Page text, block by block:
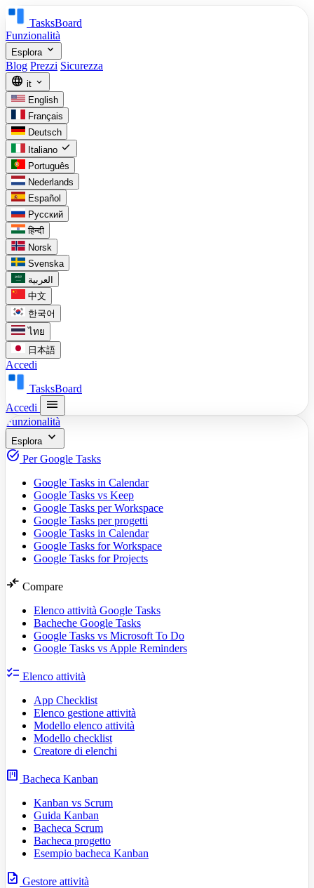
TasksBoard
Funzionalità
Esplora expand_more
Blog Prezzi Sicurezza
language it expand_more
English
Français
Deutsch
Italiano check
Português
Nederlands
Español
Русский
हिन्दी
Norsk
Svenska
العربية
中文
한국어
ไทย
日本語
Accedi
TasksBoard
Accedi
menu
Funzionalità
Esplora expand_more
task_alt Per Google Tasks
Google Tasks in Calendar
Google Tasks vs Keep
Google Tasks per Workspace
Google Tasks per progetti
Google Tasks in Calendar
Google Tasks for Workspace
Google Tasks for Projects
compare_arrows Compare
Elenco attività Google Tasks
Bacheche Google Tasks
Google Tasks vs Microsoft To Do
Google Tasks vs Apple Reminders
checklist Elenco attività
App Checklist
Elenco gestione attività
Modello elenco attività
Modello checklist
Creatore di elenchi
view_kanban Bacheca Kanban
Kanban vs Scrum
Guida Kanban
Bacheca Scrum
Bacheca progetto
Esempio bacheca Kanban
task Gestore attività